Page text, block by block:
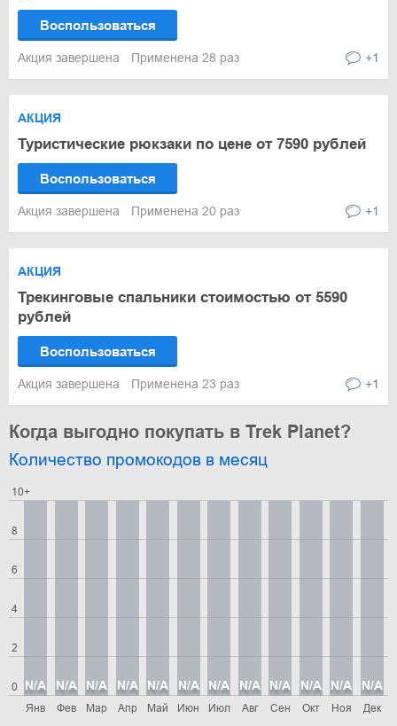
Воспользоваться
Акция завершена Применена 28 раз +1
АКЦИЯ
Туристические рюкзаки по цене от 7590 рублей
Воспользоваться
Акция завершена Применена 20 раз +1
АКЦИЯ
Трекинговые спальники стоимостью от 5590
рублей
Воспользоваться
Акция завершена Применена 23 раз +1
Когда выгодно покупать в Trek Planet?
Количество промокодов в месяц
0
2
4
6
8
10+
Янв
N/A
Фев
N/A
Мар
N/A
Апр
N/A
Май
N/A
Июн
N/A
Июл
N/A
Авг
N/A
Сен
N/A
Окт
N/A
Ноя
N/A
Дек
N/A